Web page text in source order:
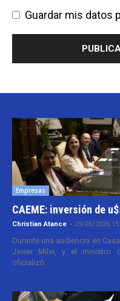
Guardar mis datos
Empresas
CAEME: inversión de
Christian Atance - 29/05/2026
Durante una audiencia en
Javier Milei, y el ministro
oficializó...